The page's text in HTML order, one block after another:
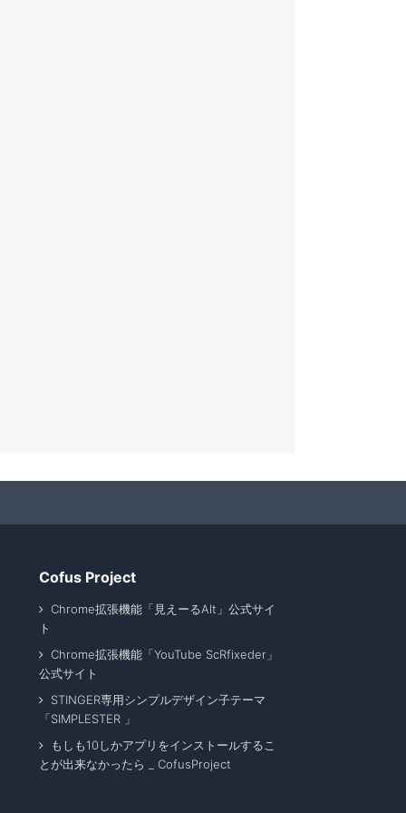
Cofus Project
Chrome拡張機能「見えーるAlt」公式サイ
ト
Chrome拡張機能「YouTube ScRfixeder」
公式サイト
STINGER専用シンプルデザイン子テーマ
「SIMPLESTER 」
もしも10しかアプリをインストールするこ
とが出来なかったら _ CofusProject